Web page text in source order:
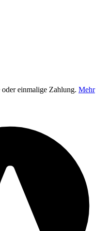
einmalige Zahlung. Mehr